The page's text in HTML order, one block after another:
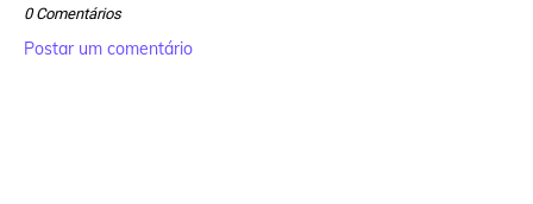
0 Comentários
Postar um comentário